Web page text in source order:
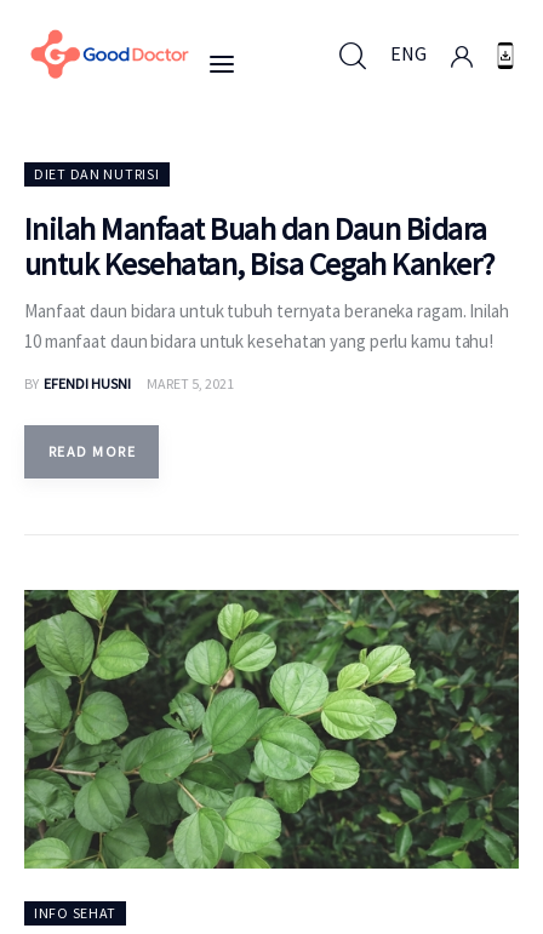
ENG
Untuk Bisnis
Untuk Anda
Mengapa Good Doctor
Berita
DIET DAN NUTRISI
Inilah Manfaat Buah dan Daun Bidara
untuk Kesehatan, Bisa Cegah Kanker?
Manfaat daun bidara untuk tubuh ternyata beraneka ragam. Inilah
10 manfaat daun bidara untuk kesehatan yang perlu kamu tahu!
BY EFENDI HUSNI MARET 5, 2021
READ MORE
INFO SEHAT